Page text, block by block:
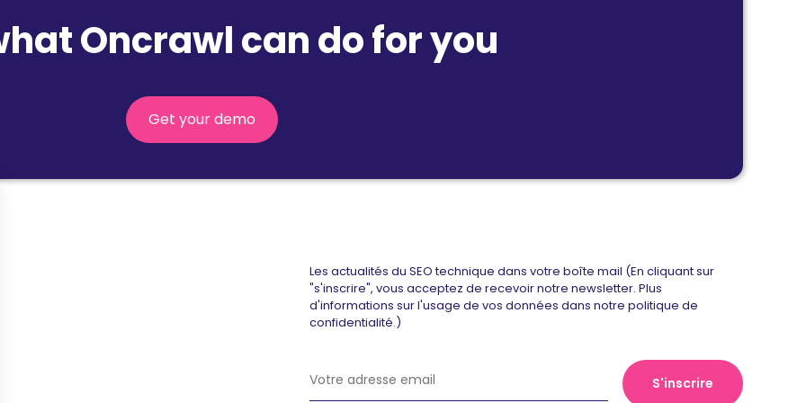
Oncrawl can do for you
Get your demo
Les actualités du SEO technique dans votre boîte mail (En cliquant sur
"s'inscrire", vous acceptez de recevoir notre newsletter. Plus
d'informations sur l'usage de vos données dans notre politique de
confidentialité.)